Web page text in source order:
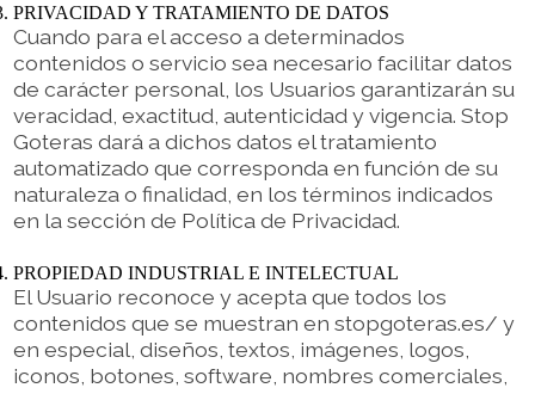
PRIVACIDAD Y TRATAMIENTO DE DATOS
Cuando para el acceso a determinados
contenidos o servicio sea necesario facilitar datos
de carácter personal, los Usuarios garantizarán su
veracidad, exactitud, autenticidad y vigencia. Stop
Goteras dará a dichos datos el tratamiento
automatizado que corresponda en función de su
naturaleza o finalidad, en los términos indicados
en la sección de Política de Privacidad.
PROPIEDAD INDUSTRIAL E INTELECTUAL
El Usuario reconoce y acepta que todos los
contenidos que se muestran en stopgoteras.es/ y
en especial, diseños, textos, imágenes, logos,
iconos, botones, software, nombres comerciales,